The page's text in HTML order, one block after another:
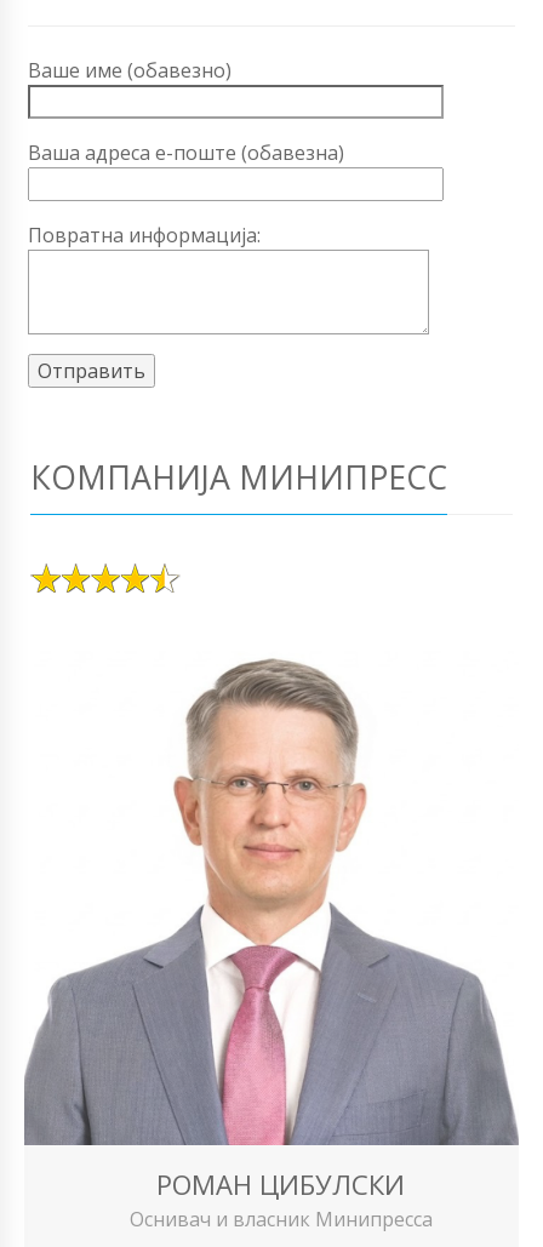
Ваше име (обавезно)
Ваша адреса е-поште (обавезна)
Повратна информација:
КОМПАНИЈА МИНИПРЕСС
РОМАН ЦИБУЛСКИ
Оснивач и власник Минипресса